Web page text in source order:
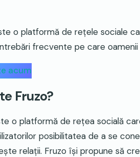
o platformă de rețele sociale
frecvente pe care oamenii
acum
Fruzo?
o platformă de rețea socială
posibilitatea de a se
relații. Fruzo își propune să